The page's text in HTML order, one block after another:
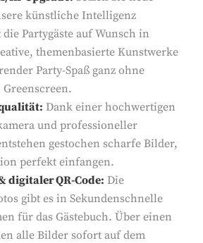
künstliche Intelligenz
Partygäste auf Wunsch in
themenbasierte Kunstwerke
Party-Spaß ganz ohne
Dank einer hochwertigen
und professioneller
gestochen scharfe Bilder,
perfekt einfangen.
digitaler QR-Code: Die
gibt es in Sekundenschnelle
für das Gästebuch. Über einen
alle Bilder sofort auf dem